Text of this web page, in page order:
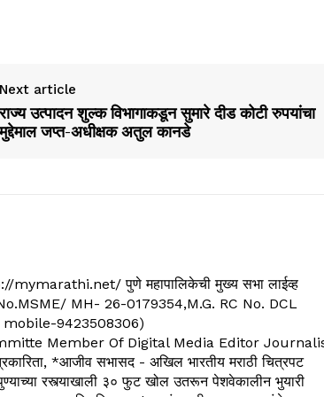
Next article
उत्पादन शुल्क विभागाकडून सुमारे दीड कोटी रुपयांचा
जप्त-अधीक्षक अतुल कानडे
mymarathi.net/ पुणे महापालिकेची मुख्य सभा लाईव्ह
No.MSME/ MH- 26-0179354,M.G. RC No. DCL
mobile-9423508306)
Member Of Digital Media Editor
*आजीव सभासद - अखिल भारतीय मराठी चित्रपट
रस्त्याखाली ३० फुट खोल उतरून पेशवेकालीन भुयारी